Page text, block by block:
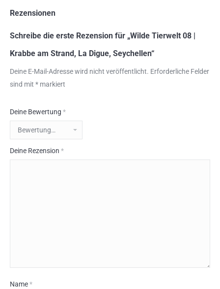
Rezensionen
Schreibe die erste Rezension für „Wilde Tierwelt 08 |
Krabbe am Strand, La Digue, Seychellen“
Deine E-Mail-Adresse wird nicht veröffentlicht. Erforderliche Felder
sind mit * markiert
Deine Bewertung *
Deine Rezension *
Name*